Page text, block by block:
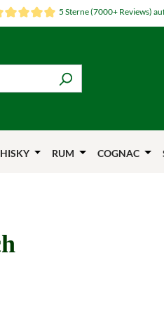
5 Sterne (7000+ Reviews)
RUM COGNAC